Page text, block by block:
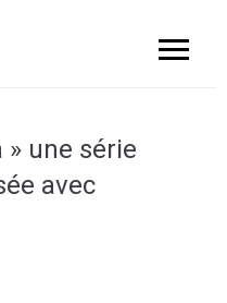
» une série
avec